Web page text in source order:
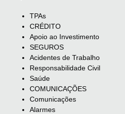
TPAs
CRÉDITO
Apoio ao Investimento
SEGUROS
Acidentes de Trabalho
Responsabilidade Civil
Saúde
COMUNICAÇÕES
Comunicações
Alarmes